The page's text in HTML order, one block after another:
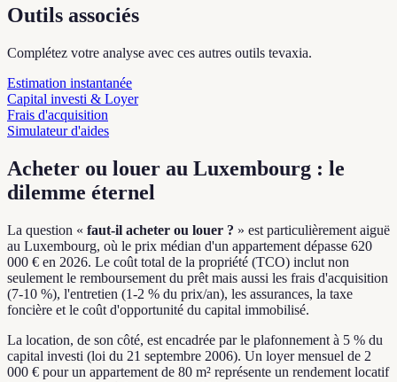
Outils associés
Complétez votre analyse avec ces autres outils tevaxia.
Estimation instantanée
Capital investi & Loyer
Frais d'acquisition
Simulateur d'aides
Acheter ou louer au Luxembourg : le
dilemme éternel
La question « faut-il acheter ou louer ? » est particulièrement aiguë
au Luxembourg, où le prix médian d'un appartement dépasse 620
000 € en 2026. Le coût total de la propriété (TCO) inclut non
seulement le remboursement du prêt mais aussi les frais d'acquisition
(7-10 %), l'entretien (1-2 % du prix/an), les assurances, la taxe
foncière et le coût d'opportunité du capital immobilisé.
La location, de son côté, est encadrée par le plafonnement à 5 % du
capital investi (loi du 21 septembre 2006). Un loyer mensuel de 2
000 € pour un appartement de 80 m² représente un rendement locatif